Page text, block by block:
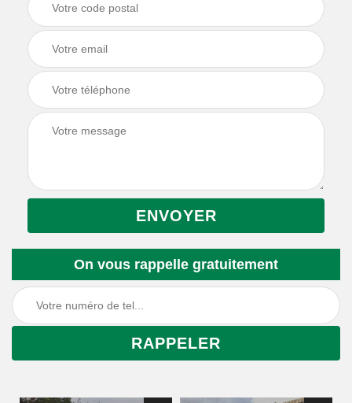
On vous rappelle gratuitement